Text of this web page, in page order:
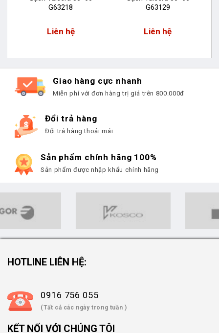
G63218
Liên hệ
G63129
Liên hệ
Giao hàng cực nhanh
Miễn phí với đơn hàng trị giá trên 800.000đ
Đổi trả hàng
Đổi trả hàng thoải mái
Sản phẩm chính hãng 100%
Sản phẩm được nhập khẩu chính hãng
HOTLINE LIÊN HỆ:
0916 756 055
(Tất cả các ngày trong tuần )
KẾT NỐI VỚI CHÚNG TÔI